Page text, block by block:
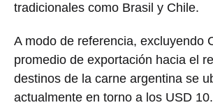
tradicionales como Brasil y Chile.
A modo de referencia, excluyendo
promedio de exportación hacia el
destinos de la carne argentina se
actualmente en torno a los USD